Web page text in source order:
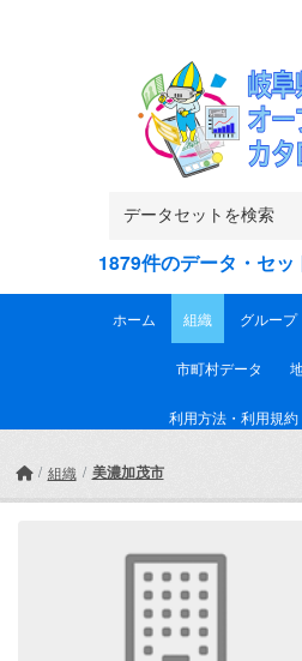
1879件のデータ・セ
ホーム 組織 グループ
市町村データ
利用方法・利用規約
組織 美濃加茂市